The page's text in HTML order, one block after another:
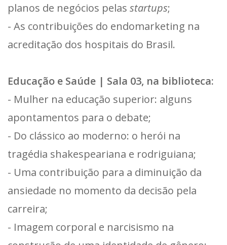
planos de negócios pelas startups;
- As contribuições do endomarketing na
acreditação dos hospitais do Brasil.
Educação e Saúde | Sala 03, na biblioteca:
- Mulher na educação superior: alguns
apontamentos para o debate;
- Do clássico ao moderno: o herói na
tragédia shakespeariana e rodriguiana;
- Uma contribuição para a diminuição da
ansiedade no momento da decisão pela
carreira;
- Imagem corporal e narcisismo na